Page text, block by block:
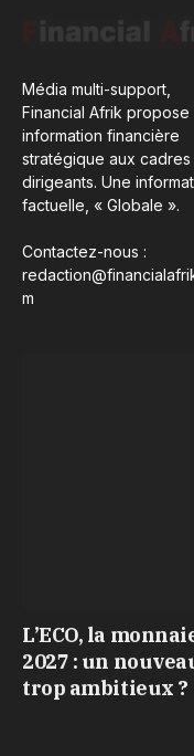
Média multi-support,
Financial Afrik propose
information financière
stratégique aux cadres
dirigeants. Une
factuelle, « Globale ».
Contactez-nous :
m
L’ECO, la
2027 : un
trop ambitieux ?